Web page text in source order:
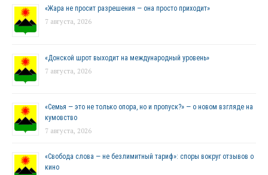
«Жара не просит разрешения — она просто приходит»
7 августа, 2026
«Донской шрот выходит на международный уровень»
7 августа, 2026
«Семья — это не только опора, но и пропуск?» — о новом взгляде на
кумовство
7 августа, 2026
«Свобода слова — не безлимитный тариф»: споры вокруг отзывов о
кино